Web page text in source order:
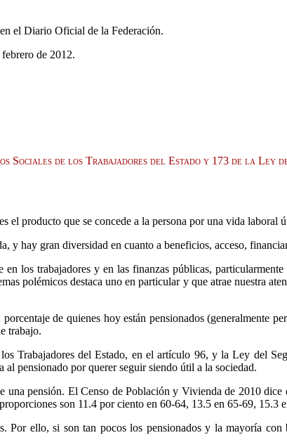
el Diario Oficial de la Federación.
de 2012.
de los Trabajadores del Estado y 173 de la Ley
el producto que se concede a la persona por una vida laboral
y hay gran diversidad en cuanto a beneficios, acceso,
los trabajadores y en las finanzas públicas,
polémicos destaca uno en particular y que atrae nuestra
de quienes hoy están pensionados (generalmente
trabajo.
Trabajadores del Estado, en el artículo 96, y la Ley del
al pensionado por querer seguir siendo útil a la sociedad.
pensión. El Censo de Población y Vivienda de 2010
son 11.4 por ciento en 60-64, 13.5 en 65-69, 15.3
ello, si son tan pocos los pensionados y la mayoría con